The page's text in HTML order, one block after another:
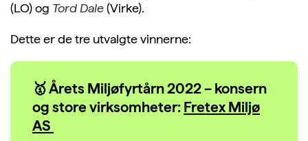
(LO) og Tord Dale(Virke).
Dette er de tre utvalgte vinnerne:
🥇 Årets Miljøfyrtårn 2022 – konsern
og store virksomheter: Fretex Miljø
AS